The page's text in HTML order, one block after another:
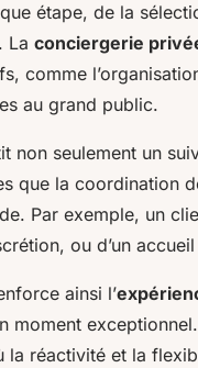
étape, de la
La conciergerie
comme
au grand public.
non seulement un
que la coordination
Par exemple, un
ou d’un
ainsi l’
moment
la réactivité et la